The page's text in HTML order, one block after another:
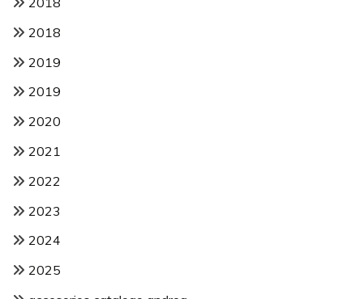
2018
2019
2019
2020
2021
2022
2023
2024
2025